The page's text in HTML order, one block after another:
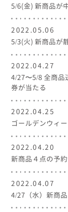
5/6(金) 新商品が
2022.05.06
5/3(火) 新商品が
2022.04.27
4/27〜5/8 全商品
券が当たる
2022.04.25
ゴールデンウィ
2022.04.20
新商品４点の予
2022.04.07
4/27（水）新商